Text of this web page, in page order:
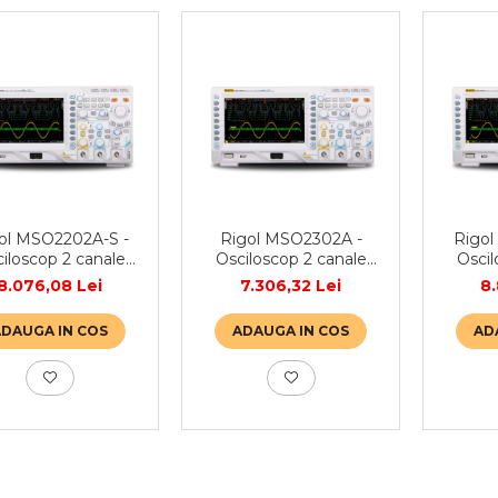
MSO2202A-S -
2 canale
MHz · 2GSa/s ·
· 16 canale
· generator
2 canale
Lei
IN COS
Rigol MSO2302A -
Osciloscop 2 canale
300 MHz · 2GSa/s ·
56Mpts · 16 canale
digitale
7.306,32 Lei
ADAUGA IN COS
Rigol
300